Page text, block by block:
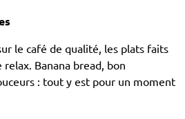
le café de qualité, les plats faits
Banana bread, bon
: tout y est pour un moment